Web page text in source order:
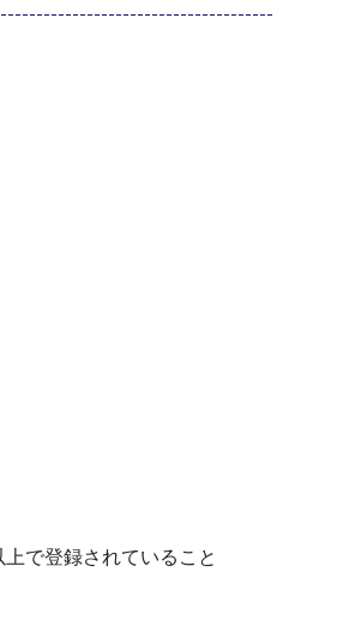
で登録されていること